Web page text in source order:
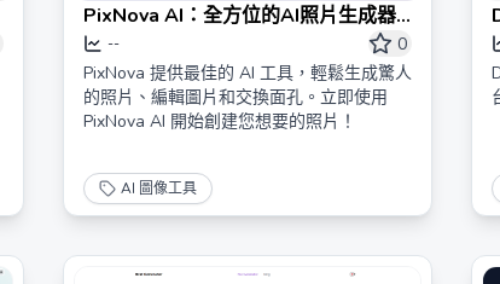
PixNova AI：全方位的AI照片生成器
和设计工具
--
0
PixNova 提供最佳的 AI 工具，輕鬆生成驚人
的照片、編輯圖片和交換面孔。立即使用
PixNova AI 開始創建您想要的照片！
AI 圖像工具